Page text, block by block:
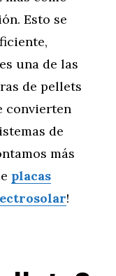
Esto se
una de las
de pellets
convierten
de
más
placas
!